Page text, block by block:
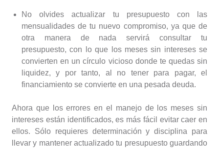
No olvides actualizar tu presupuesto con las
mensualidades de tu nuevo compromiso, ya que de
otra manera de nada servirá consultar tu
presupuesto, con lo que los meses sin intereses se
convierten en un círculo vicioso donde te quedas sin
liquidez, y por tanto, al no tener para pagar, el
financiamiento se convierte en una pesada deuda.
Ahora que los errores en el manejo de los meses sin
intereses están identificados, es más fácil evitar caer en
ellos. Sólo requieres determinación y disciplina para
llevar y mantener actualizado tu presupuesto guardando